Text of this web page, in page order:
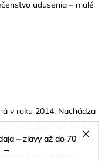
– zľavy až do 70
→
udusenia – malé
v roku 2014. Nachádza
a jednoduchosť svojich
každému malému
k zákazníkom,